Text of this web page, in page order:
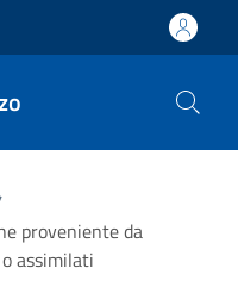
proveniente da
assimilati